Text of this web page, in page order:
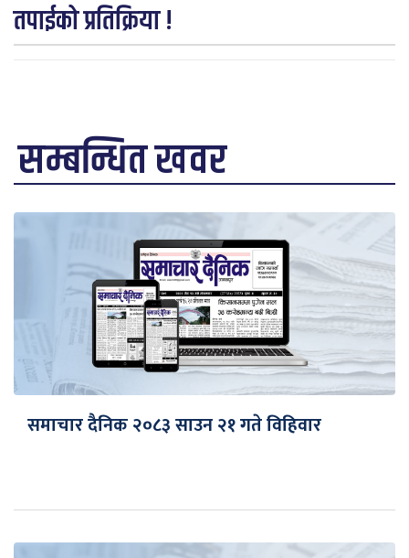
तपाईको प्रतिक्रिया !
सम्बन्धित खवर
समाचार दैनिक २०८३ साउन २१ गते विहिवार